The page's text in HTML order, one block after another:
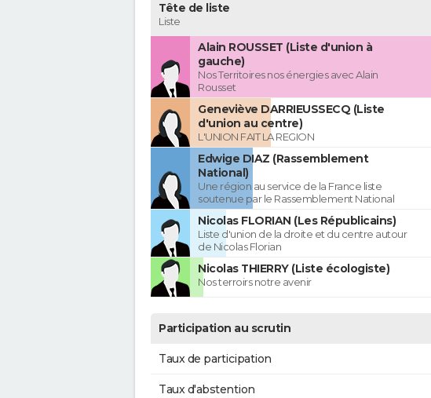
Tête de liste
Liste
Alain ROUSSET (Liste d'union à
gauche)
Nos Territoires nos énergies avec Alain
Rousset
Geneviève DARRIEUSSECQ (Liste
d'union au centre)
L'UNION FAIT LA REGION
Edwige DIAZ (Rassemblement
National)
Une région au service de la France liste
soutenue par le Rassemblement National
Nicolas FLORIAN (Les Républicains)
Liste d'union de la droite et du centre autour
de Nicolas Florian
Nicolas THIERRY (Liste écologiste)
Nos terroirs notre avenir
Participation au scrutin
Taux de participation
Taux d'abstention